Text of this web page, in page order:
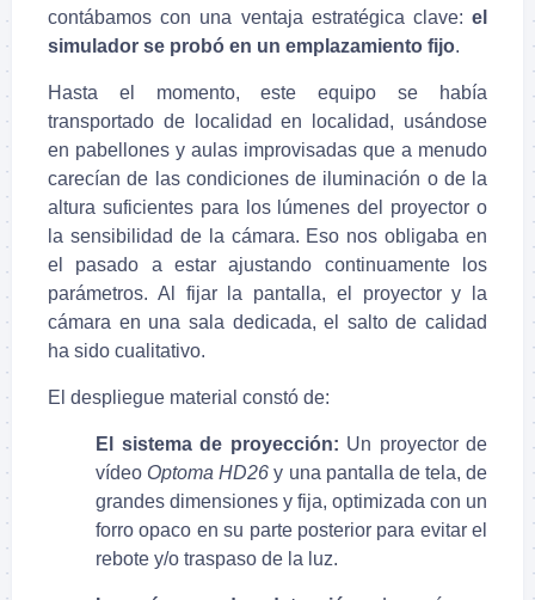
contábamos con una ventaja estratégica clave: el
simulador se probó en un emplazamiento fijo.
Hasta el momento, este equipo se había
transportado de localidad en localidad, usándose
en pabellones y aulas improvisadas que a menudo
carecían de las condiciones de iluminación o de la
altura suficientes para los lúmenes del proyector o
la sensibilidad de la cámara. Eso nos obligaba en
el pasado a estar ajustando continuamente los
parámetros. Al fijar la pantalla, el proyector y la
cámara en una sala dedicada, el salto de calidad
ha sido cualitativo.
El despliegue material constó de:
El sistema de proyección: Un proyector de
vídeo Optoma HD26 y una pantalla de tela, de
grandes dimensiones y fija, optimizada con un
forro opaco en su parte posterior para evitar el
rebote y/o traspaso de la luz.